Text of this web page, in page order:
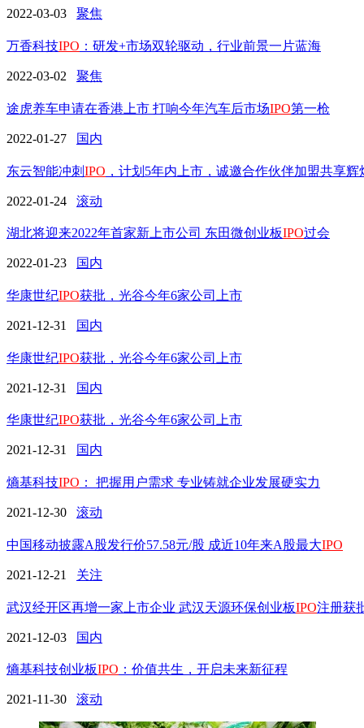
2022-03-03 聚焦
万香科技IPO ：研发+市场双轮驱动，行业前景一片蓝海
2022-03-02 聚焦
途虎养车申请在香港上市 打响今年汽车后市场IPO第一枪
2022-01-27 国内
东云智能冲刺IPO ，计划5年内上市，诚邀合作伙伴加盟共享辉
2022-01-24 滚动
湖北将迎来2022年首家新上市公司 东田微创业板IPO过会
2022-01-23 国内
华康世纪IPO获批，光谷今年6家公司上市
2021-12-31 国内
华康世纪IPO获批，光谷今年6家公司上市
2021-12-31 国内
华康世纪IPO获批，光谷今年6家公司上市
2021-12-31 国内
熵基科技IPO ： 把握用户需求 专业铸就企业发展硬实力
2021-12-30 滚动
中国移动披露A股发行价57.58元/股 成近10年来A股最大IPO
2021-12-21 关注
武汉经开区再增一家上市企业 武汉天源环保创业板IPO注册获
2021-12-03 国内
熵基科技创业板IPO ：价值共生，开启未来新征程
2021-11-30 滚动